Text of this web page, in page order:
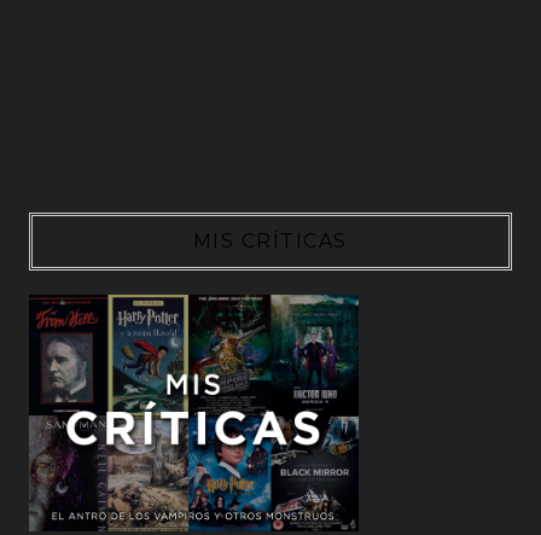
MIS CRÍTICAS